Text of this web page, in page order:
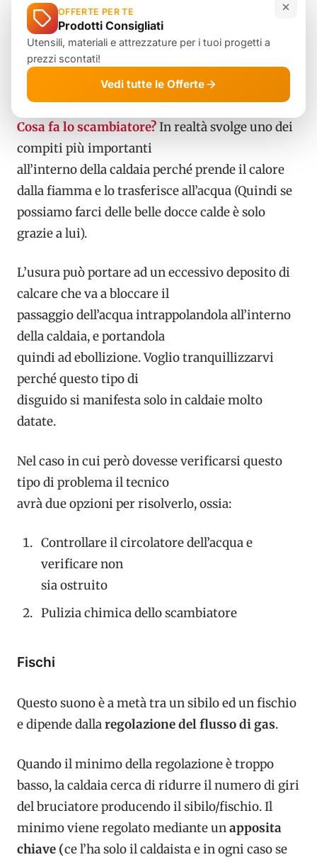
Questo tipo di rumore può essere il segnale di un
malfunzionamento dello
scambiatore primarioche è molto grave in
quanto può portare al blocco della caldaia.
Cosa fa lo scambiatore?In realtà svolge uno dei
compiti più importanti
all’interno della caldaia perché prende il calore
dalla fiamma e lo trasferisce all’acqua (Quindi se
possiamo farci delle belle docce calde è solo
grazie a lui).
L’usura può portare ad un eccessivo deposito di
calcare che va a bloccare il
passaggio dell’acqua intrappolandola all’interno
della caldaia, e portandola
quindi ad ebollizione. Voglio tranquillizzarvi
perché questo tipo di
disguido si manifesta solo in caldaie molto
datate.
Nel caso in cui però dovesse verificarsi questo
tipo di problema il tecnico
avrà due opzioni per risolverlo, ossia:
Controllare il circolatore dell’acqua e
verificare non
sia ostruito
Pulizia chimica dello scambiatore
Fischi
Questo suono è a metà tra un sibilo ed un fischio
e dipende dallaregolazione del flusso di gas.
Quando il minimo della regolazione è troppo
basso, la caldaia cerca di ridurre il numero di giri
del bruciatore producendo il sibilo/fischio. Il
minimo viene regolato mediante unapposita
chiave (ce l’ha solo il caldaista e in ogni caso se
OFFERTE PER TE
Prodotti Consigliati
Utensili, materiali e attrezzature per i tuoi progetti a
prezzi scontati!
Vedi tutte le Offerte